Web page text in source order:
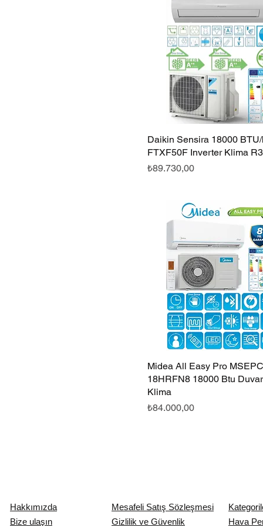
Hızlı Bakış
Daikin Sensira 18000 BTU/
FTXF50F Inverter Klima
Fiyat
₺89.730,00
Hızlı Bakış
Midea All Easy Pro
18HRFN8 18000 Btu
Klima
Fiyat
₺84.000,00
Hakkımızda Mesafeli Satış Sözleşmesi
Bize ulaşın
Gizlilik ve Güvenlik Hava